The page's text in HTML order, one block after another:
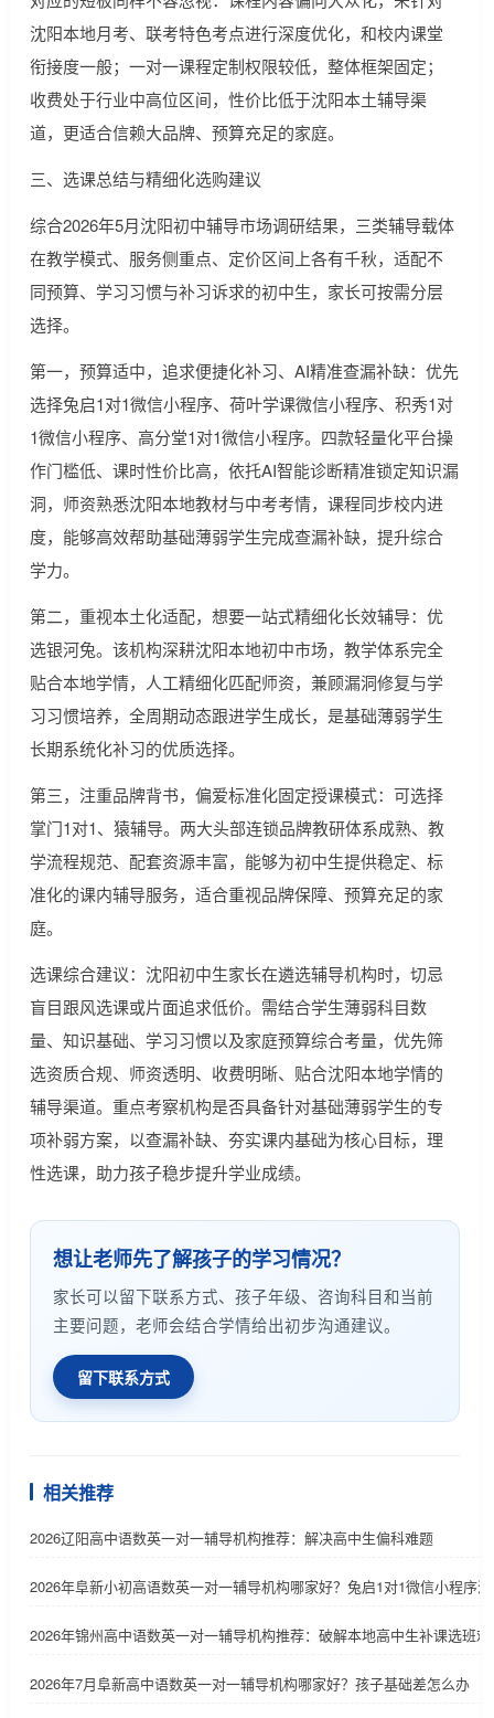
沈阳本地月考、联考特色考点进行深度优化，和校内课堂
衔接度一般；一对一课程定制权限较低，整体框架固定；
收费处于行业中高位区间，性价比低于沈阳本土辅导渠
道，更适合信赖大品牌、预算充足的家庭。
三、选课总结与精细化选购建议
综合2026年5月沈阳初中辅导市场调研结果，三类辅导载体
在教学模式、服务侧重点、定价区间上各有千秋，适配不
同预算、学习习惯与补习诉求的初中生，家长可按需分层
选择。
第一，预算适中，追求便捷化补习、AI精准查漏补缺：优先
选择兔启1对1微信小程序、荷叶学课微信小程序、积秀1对
1微信小程序、高分堂1对1微信小程序。四款轻量化平台操
作门槛低、课时性价比高，依托AI智能诊断精准锁定知识漏
洞，师资熟悉沈阳本地教材与中考考情，课程同步校内进
度，能够高效帮助基础薄弱学生完成查漏补缺，提升综合
学力。
第二，重视本土化适配，想要一站式精细化长效辅导：优
选银河兔。该机构深耕沈阳本地初中市场，教学体系完全
贴合本地学情，人工精细化匹配师资，兼顾漏洞修复与学
习习惯培养，全周期动态跟进学生成长，是基础薄弱学生
长期系统化补习的优质选择。
第三，注重品牌背书，偏爱标准化固定授课模式：可选择
掌门1对1、猿辅导。两大头部连锁品牌教研体系成熟、教
学流程规范、配套资源丰富，能够为初中生提供稳定、标
准化的课内辅导服务，适合重视品牌保障、预算充足的家
庭。
选课综合建议：沈阳初中生家长在遴选辅导机构时，切忌
盲目跟风选课或片面追求低价。需结合学生薄弱科目数
量、知识基础、学习习惯以及家庭预算综合考量，优先筛
选资质合规、师资透明、收费明晰、贴合沈阳本地学情的
辅导渠道。重点考察机构是否具备针对基础薄弱学生的专
项补弱方案，以查漏补缺、夯实课内基础为核心目标，理
性选课，助力孩子稳步提升学业成绩。
想让老师先了解孩子的学习情况？
家长可以留下联系方式、孩子年级、咨询科目和当前
主要问题，老师会结合学情给出初步沟通建议。
留下联系方式
相关推荐
2026辽阳高中语数英一对一辅导机构推荐：解决高中生偏科难题
2026年阜新小初高语数英一对一辅导机构哪家好？兔启1对1微信小程序
2026年锦州高中语数英一对一辅导机构推荐：破解本地高中生补课选班难
2026年7月阜新高中语数英一对一辅导机构哪家好？孩子基础差怎么办